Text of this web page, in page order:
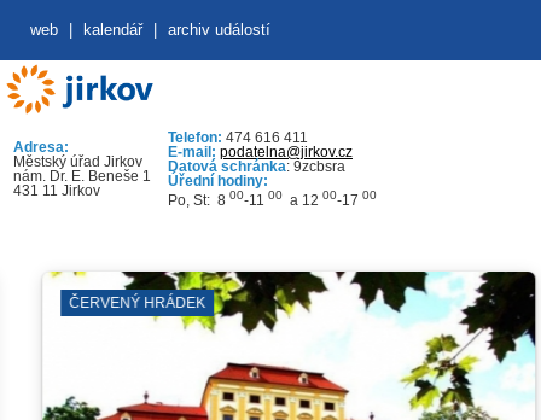
web kalendář archiv událostí
Adresa:
Městský úřad Jirkov
nám. Dr. E. Beneše 1
431 11 Jirkov
Telefon: 474 616 411
E-mail: podatelna@jirkov.cz
Datová schránka: 9zcbsra
Úřední hodiny:
Po, St: 8 00-11 00 a 12 00-17 00
ČERVENÝ HRÁDEK